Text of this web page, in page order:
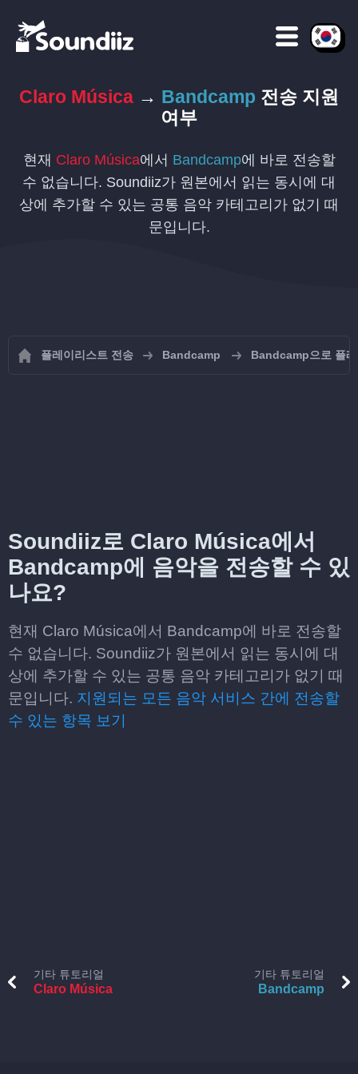
Claro Música → Bandcamp 전송 지원
여부
현재 Claro Música에서 Bandcamp에 바로 전송할
수 없습니다. Soundiiz가 원본에서 읽는 동시에 대
상에 추가할 수 있는 공통 음악 카테고리가 없기 때
문입니다.
플레이리스트 전송 Bandcamp Bandcamp으로 플
Soundiiz로 Claro Música에서
Bandcamp에 음악을 전송할 수 있
나요?
현재 Claro Música에서 Bandcamp에 바로 전송할
수 없습니다. Soundiiz가 원본에서 읽는 동시에 대
상에 추가할 수 있는 공통 음악 카테고리가 없기 때
문입니다. 지원되는 모든 음악 서비스 간에 전송할
수 있는 항목 보기
기타 튜토리얼
Claro Música
기타 튜토리얼
Bandcamp